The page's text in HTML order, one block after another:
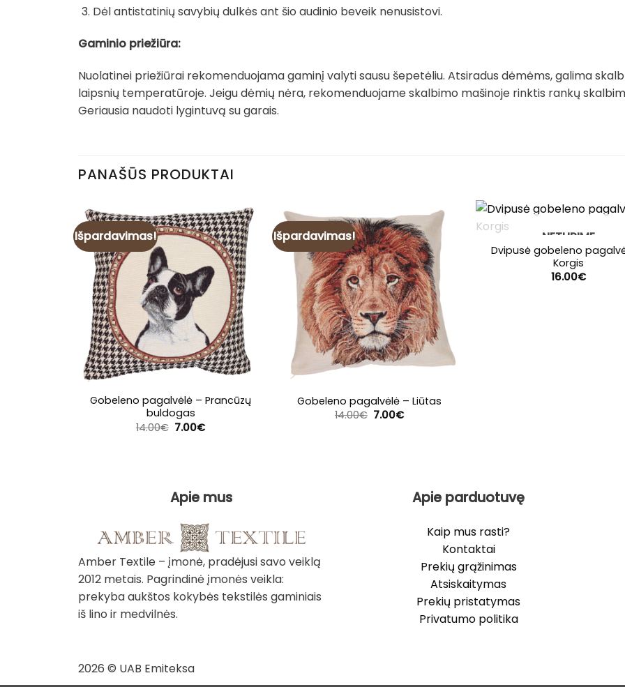
Dėl antistatinių savybių dulkės ant šio audinio beveik nenusistovi.
Gaminio priežiūra:
Nuolatinei priežiūrai rekomenduojama gaminį valyti sausu šepetėliu. Atsiradus dėmėms, galima
laipsnių temperatūroje. Jeigu dėmių nėra, rekomenduojame skalbimo mašinoje rinktis rankų
Geriausia naudoti lygintuvą su garais.
PANAŠŪS PRODUKTAI
Išpardavimas!
Gobeleno pagalvėlė – Prancūzų
buldogas
14.00€ Original
7.00€Current
Išpardavimas!
Gobeleno pagalvėlė – Liūtas
14.00€ Original
7.00€Current
NETURIME
Dvipusė gobeleno
Korgis
16.00€
Apie mus
Amber Textile – įmonė, pradėjusi savo veiklą
2012 metais. Pagrindinė įmonės veikla:
prekyba aukštos kokybės tekstilės gaminiais
iš lino ir medvilnės.
Apie parduotuvę
Kaip mus rasti?
Kontaktai
Prekių grąžinimas
Atsiskaitymas
Prekių pristatymas
Privatumo politika
2026 © UAB Emiteksa